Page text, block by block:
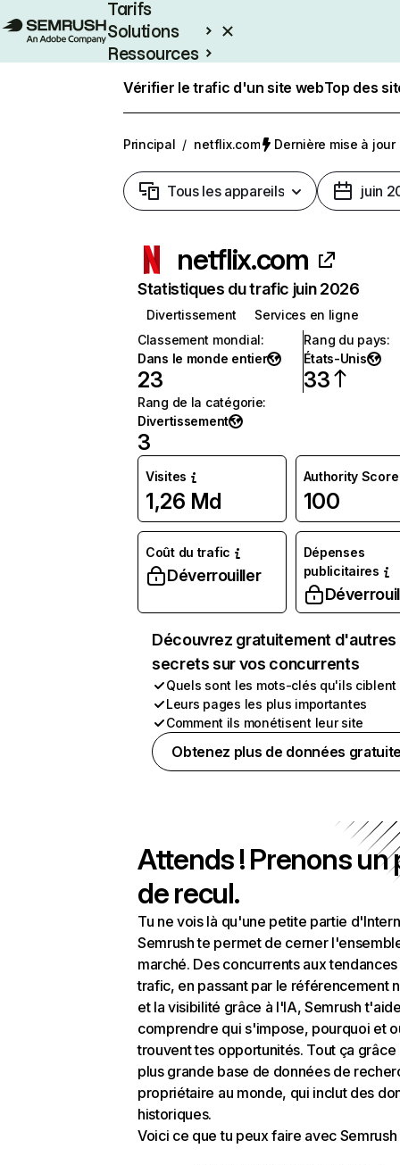
Tarifs
Solutions
Ressources
Vérifier le trafic d'un site webTop des
Principal / netflix.com Dernière mise à jour
Tous les appareils juin
netflix.com
Statistiques du trafic juin 2026
Divertissement
Services en ligne
Classement mondial:
Dans le monde entier
23
Rang du pays:
États-Unis
33
Rang de la catégorie:
Divertissement
3
Visites
1,26 Md
Authority Score
100
Coût du trafic
Déverrouiller
Dépenses
publicitaires
Découvrez gratuitement d'autres
secrets sur vos concurrents
Quels sont les mots-clés qu'ils ciblent
Leurs pages les plus importantes
Comment ils monétisent leur site
Obtenez plus de données
Attends ! Prenons un
de recul.
Tu ne vois là qu'une petite partie
Semrush te permet de cerner
marché. Des concurrents aux
trafic, en passant par le référencement
et la visibilité grâce à l'IA, Semrush
comprendre qui s'impose, pourquoi et
trouvent tes opportunités. Tout ça grâce
plus grande base de données de
propriétaire au monde, qui inclut des
historiques.
Voici ce que tu peux faire avec Semrush